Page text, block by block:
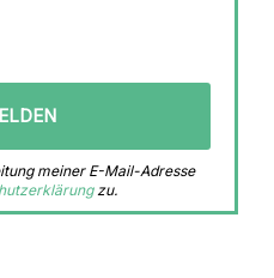
meiner E-Mail-Adresse
zu.